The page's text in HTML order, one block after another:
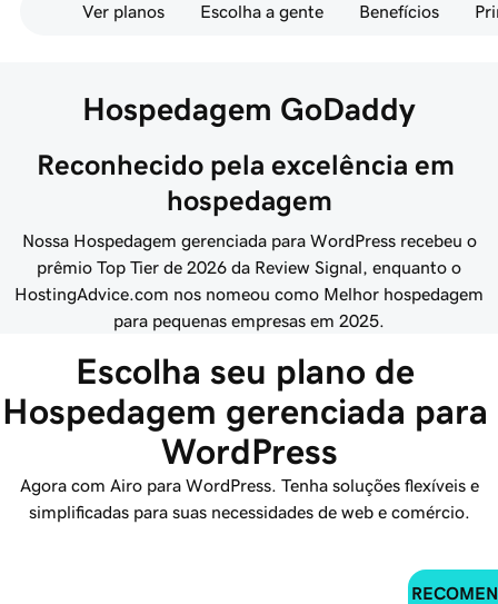
Ver planos Escolha a gente Benefícios
Hospedagem GoDaddy
Reconhecido pela excelência em
hospedagem
Nossa Hospedagem gerenciada para WordPress recebeu o
prêmio Top Tier de 2026 da Review Signal, enquanto o
HostingAdvice.com nos nomeou como Melhor hospedagem
para pequenas empresas em 2025.
Escolha seu plano de
Hospedagem gerenciada para
WordPress
Agora com Airo para WordPress. Tenha soluções flexíveis e
simplificadas para suas necessidades de web e comércio.